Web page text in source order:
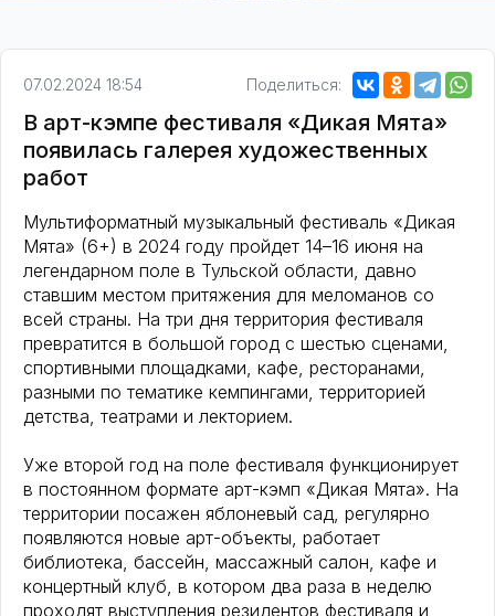
07.02.2024 18:54 Поделиться:
В арт-кэмпе фестиваля «Дикая Мята»
появилась галерея художественных
работ
Мультиформатный музыкальный фестиваль «Дикая
Мята» (6+) в 2024 году пройдет 14–16 июня на
легендарном поле в Тульской области, давно
ставшим местом притяжения для меломанов со
всей страны. На три дня территория фестиваля
превратится в большой город с шестью сценами,
спортивными площадками, кафе, ресторанами,
разными по тематике кемпингами, территорией
детства, театрами и лекторием.
Уже второй год на поле фестиваля функционирует
в постоянном формате арт-кэмп «Дикая Мята». На
территории посажен яблоневый сад, регулярно
появляются новые арт-объекты, работает
библиотека, бассейн, массажный салон, кафе и
концертный клуб, в котором два раза в неделю
проходят выступления резидентов фестиваля и